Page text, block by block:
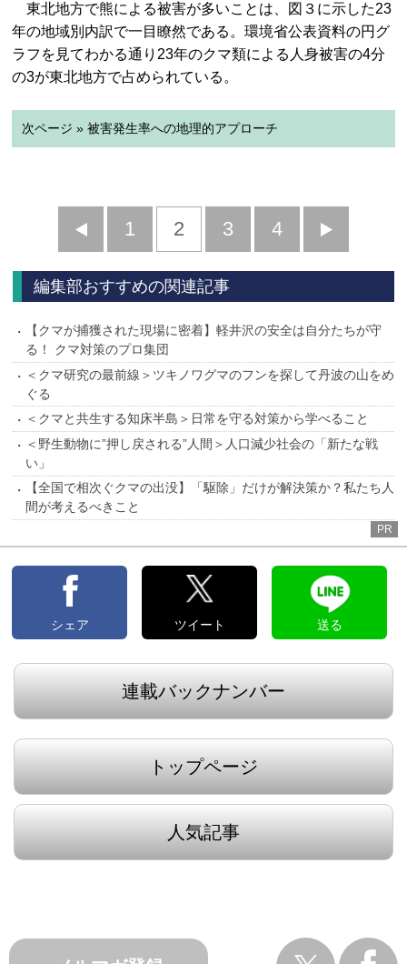
東北地方で熊による被害が多いことは、図３に示した23
年の地域別内訳で一目瞭然である。環境省公表資料の円グ
ラフを見てわかる通り23年のクマ類による人身被害の4分
の3が東北地方で占められている。
次ページ » 被害発生率への地理的アプローチ
前
へ
1 2 3 4
へ
編集部おすすめの関連記事
【クマが捕獲された現場に密着】軽井沢の安全は自分たちが守
る！ クマ対策のプロ集団
＜クマ研究の最前線＞ツキノワグマのフンを探して丹波の山をめ
ぐる
＜クマと共生する知床半島＞日常を守る対策から学べること
＜野生動物に”押し戻される”人間＞人口減少社会の「新たな戦
い」
【全国で相次ぐクマの出没】「駆除」だけが解決策か？私たち人
間が考えるべきこと
PR
シェア ツイート 送る
連載バックナンバー
トップページ
人気記事